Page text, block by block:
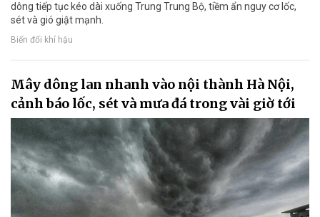
dông tiếp tục kéo dài xuống Trung Trung Bộ, tiềm ẩn nguy cơ lốc,
sét và gió giật mạnh.
Biến đổi khí hậu
Mây dông lan nhanh vào nội thành Hà Nội,
cảnh báo lốc, sét và mưa đá trong vài giờ tới